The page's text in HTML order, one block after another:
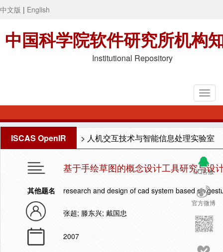
中文版 | English
中国科学院软件研究所机构
Institutional Repository
ISCAS OpenIR > 人机交互技术与智能信息处理实验室
QQ客服
官方微博
基于手绘草图的概念设计工具研究与设
其他题名 research and design of cad system based on
张超; 滕东兴; 戴国忠
2007